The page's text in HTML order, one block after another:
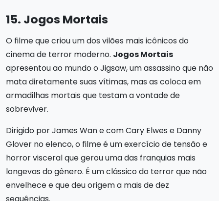
15. Jogos Mortais
O filme que criou um dos vilões mais icônicos do
cinema de terror moderno. Jogos Mortais
apresentou ao mundo o Jigsaw, um assassino que não
mata diretamente suas vítimas, mas as coloca em
armadilhas mortais que testam a vontade de
sobreviver.
Dirigido por James Wan e com Cary Elwes e Danny
Glover no elenco, o filme é um exercício de tensão e
horror visceral que gerou uma das franquias mais
longevas do gênero. É um clássico do terror que não
envelhece e que deu origem a mais de dez